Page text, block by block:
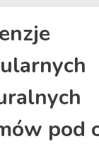
pod